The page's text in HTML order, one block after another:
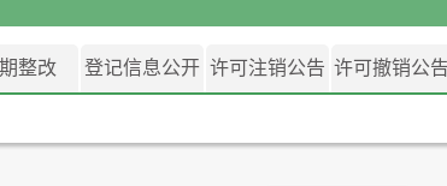
整改 登记信息公开 许可注销公告 许可撤销公告